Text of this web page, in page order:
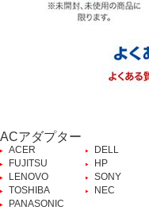
ACアダプター
ACER
DELL
FUJITSU
HP
LENOVO
SONY
TOSHIBA
NEC
PANASONIC